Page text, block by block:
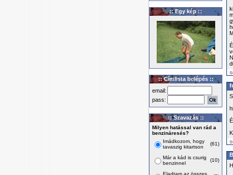
:: Egy kép ::
:: Címlista belépés ::
email:
pass:
:: Szavazás ::
Milyen hatással van rád a
benzináresés?
Imádkozom, hogy
tavaszig kitartson
(61)
Már a kád is csurig
benzinnel
(10)
Eladtam az összes